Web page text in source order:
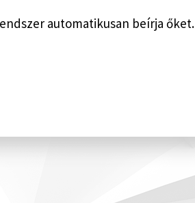
automatikusan beírja őket.